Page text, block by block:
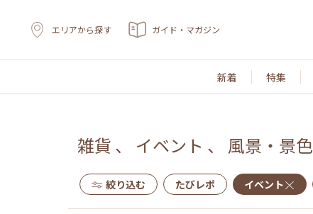
エリアから探す ガイド・マガジン
新着 特集
雑貨 、 イベント 、 風景・景色
絞り込む たびレポ イベント